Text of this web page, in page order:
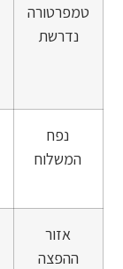
טמפרטורה
נדרשת
נפח
המשלוח
אזור
ההפצה